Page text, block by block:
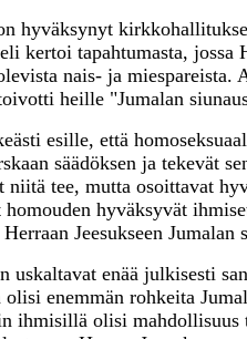
hyväksynyt
kertoi tapahtumasta,
nais- ja
heille "Jumalan
esille, että
säädöksen ja tekevät
niitä tee, mutta osoittavat
hyväksyvät
Jeesukseen Jumalan
enää julkisesti
enemmän rohkeita
ihmisillä olisi mahdollisuus